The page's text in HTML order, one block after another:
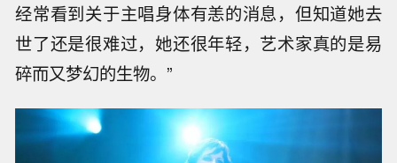
经常看到关于主唱身体有恙的消息，但知道她去
世了还是很难过，她还很年轻，艺术家真的是易
碎而又梦幻的生物。”